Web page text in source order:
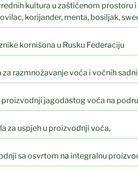
kultura u zaštićenom prostoru
korijander, menta, bosiljak,
kornišona u Rusku Federaciju
razmnožavanje voća i voćnih
jagodastog voća na
za uspjeh u proizvodnji voća,
sa osvrtom na integralnu